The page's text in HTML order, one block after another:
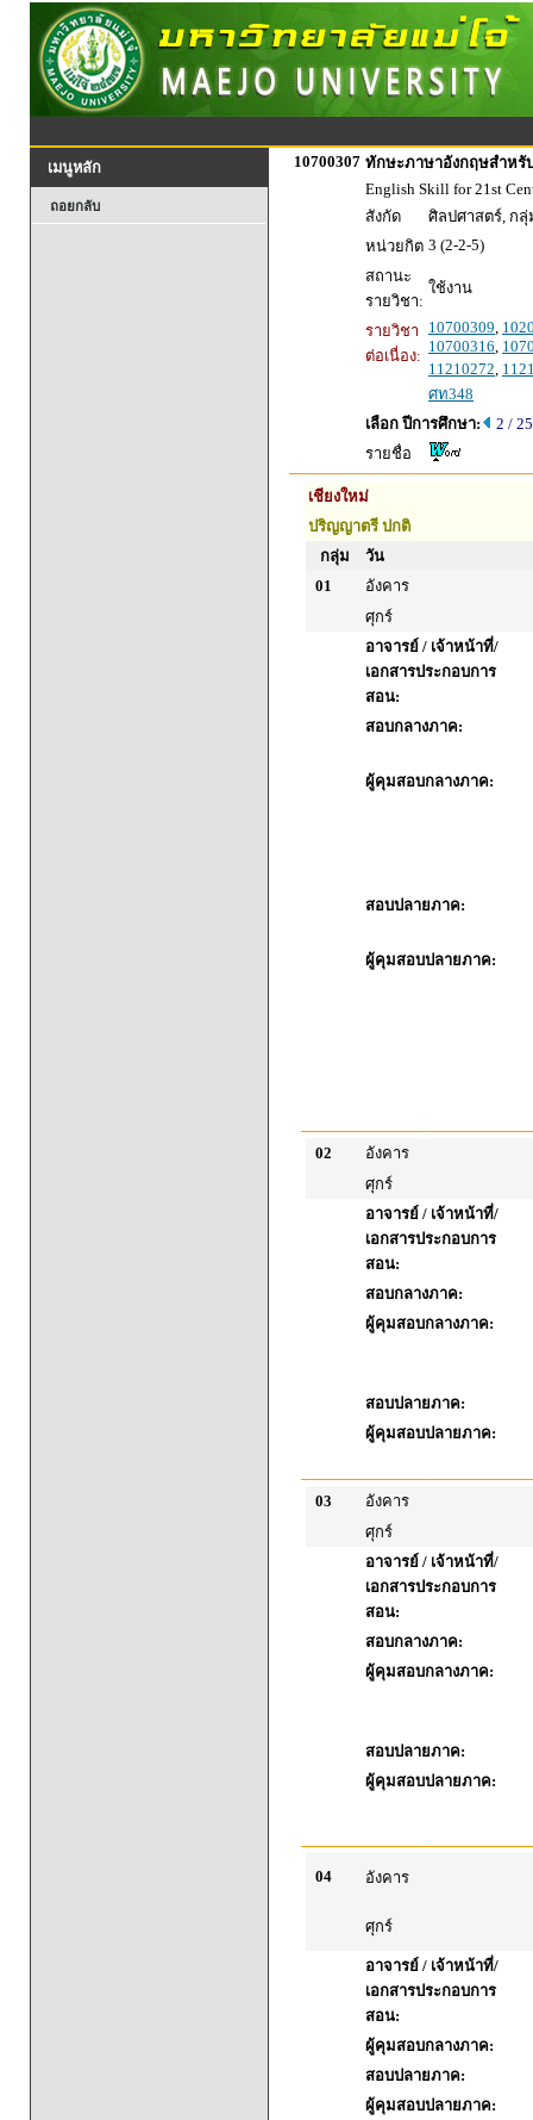
เมนูหลัก
ถอยกลับ
10700307 ทักษะภาษาอังกฤษสำหรั
English Skill for 21st
สังกัด
ศิลปศาสตร์, ก
หน่วยกิต 3 (2-2-5)
สถานะ
รายวิชา:
ใช้งาน
รายวิชา
ต่อเนื่อง:
10700309,
10700316,
11210272,
ศท348
เลือก ปีการศึกษา:
2 /
รายชื่อ
เชียงใหม่
ปริญญาตรี ปกติ
กลุ่ม
วัน
01
อังคาร
ศุกร์
อาจารย์ / เจ้าหน้าที่/
เอกสารประกอบการ
สอน:
สอบกลางภาค:
ผู้คุมสอบกลางภาค:
สอบปลายภาค:
ผู้คุมสอบปลายภาค:
02
อังคาร
ศุกร์
อาจารย์ / เจ้าหน้าที่/
เอกสารประกอบการ
สอน:
สอบกลางภาค:
ผู้คุมสอบกลางภาค:
สอบปลายภาค:
ผู้คุมสอบปลายภาค:
03
อังคาร
ศุกร์
อาจารย์ / เจ้าหน้าที่/
เอกสารประกอบการ
สอน:
สอบกลางภาค:
ผู้คุมสอบกลางภาค:
สอบปลายภาค:
ผู้คุมสอบปลายภาค:
04 อังคาร
ศุกร์
อาจารย์ / เจ้าหน้าที่/
เอกสารประกอบการ
สอน:
ผู้คุมสอบกลางภาค:
สอบปลายภาค:
ผู้คุมสอบปลายภาค: